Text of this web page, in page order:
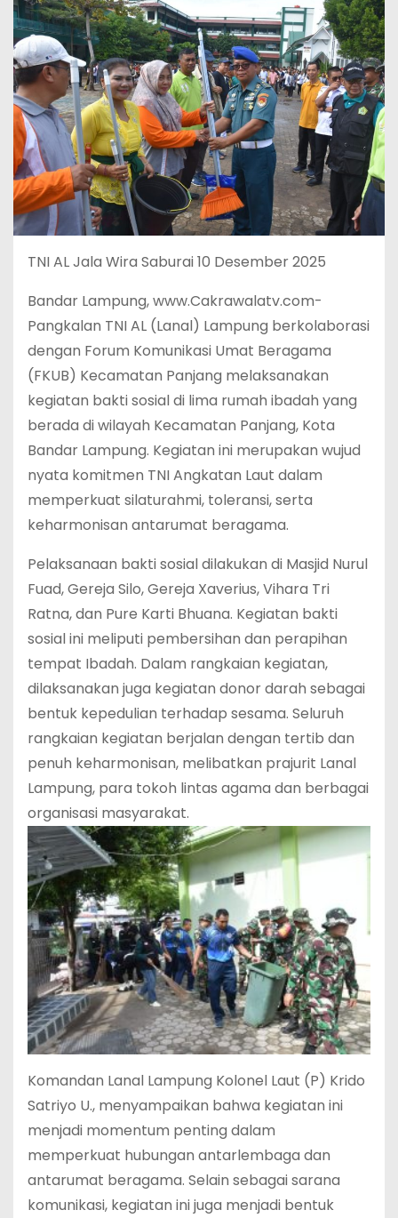
TNI AL Jala Wira Saburai 10 Desember 2025
Bandar Lampung, www.Cakrawalatv.com-
Pangkalan TNI AL (Lanal) Lampung berkolaborasi
dengan Forum Komunikasi Umat Beragama
(FKUB) Kecamatan Panjang melaksanakan
kegiatan bakti sosial di lima rumah ibadah yang
berada di wilayah Kecamatan Panjang, Kota
Bandar Lampung. Kegiatan ini merupakan wujud
nyata komitmen TNI Angkatan Laut dalam
memperkuat silaturahmi, toleransi, serta
keharmonisan antarumat beragama.
Pelaksanaan bakti sosial dilakukan di Masjid Nurul
Fuad, Gereja Silo, Gereja Xaverius, Vihara Tri
Ratna, dan Pure Karti Bhuana. Kegiatan bakti
sosial ini meliputi pembersihan dan perapihan
tempat Ibadah. Dalam rangkaian kegiatan,
dilaksanakan juga kegiatan donor darah sebagai
bentuk kepedulian terhadap sesama. Seluruh
rangkaian kegiatan berjalan dengan tertib dan
penuh keharmonisan, melibatkan prajurit Lanal
Lampung, para tokoh lintas agama dan berbagai
organisasi masyarakat.
Komandan Lanal Lampung Kolonel Laut (P) Krido
Satriyo U., menyampaikan bahwa kegiatan ini
menjadi momentum penting dalam
memperkuat hubungan antarlembaga dan
antarumat beragama. Selain sebagai sarana
komunikasi, kegiatan ini juga menjadi bentuk